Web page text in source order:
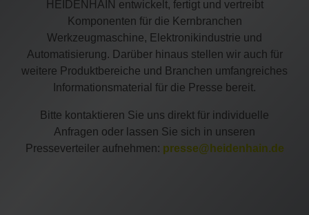
HEIDENHAIN entwickelt, fertigt und vertreibt
Komponenten für die Kernbranchen
Werkzeugmaschine, Elektronikindustrie und
Automatisierung. Darüber hinaus stellen wir auch für
weitere Produktbereiche und Branchen umfangreiches
Informationsmaterial für die Presse bereit.
Bitte kontaktieren Sie uns direkt für individuelle
Anfragen oder lassen Sie sich in unseren
Presseverteiler aufnehmen: presse@heidenhain.de